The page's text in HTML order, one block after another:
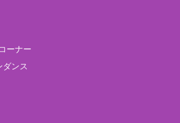
ーナー
ダンス